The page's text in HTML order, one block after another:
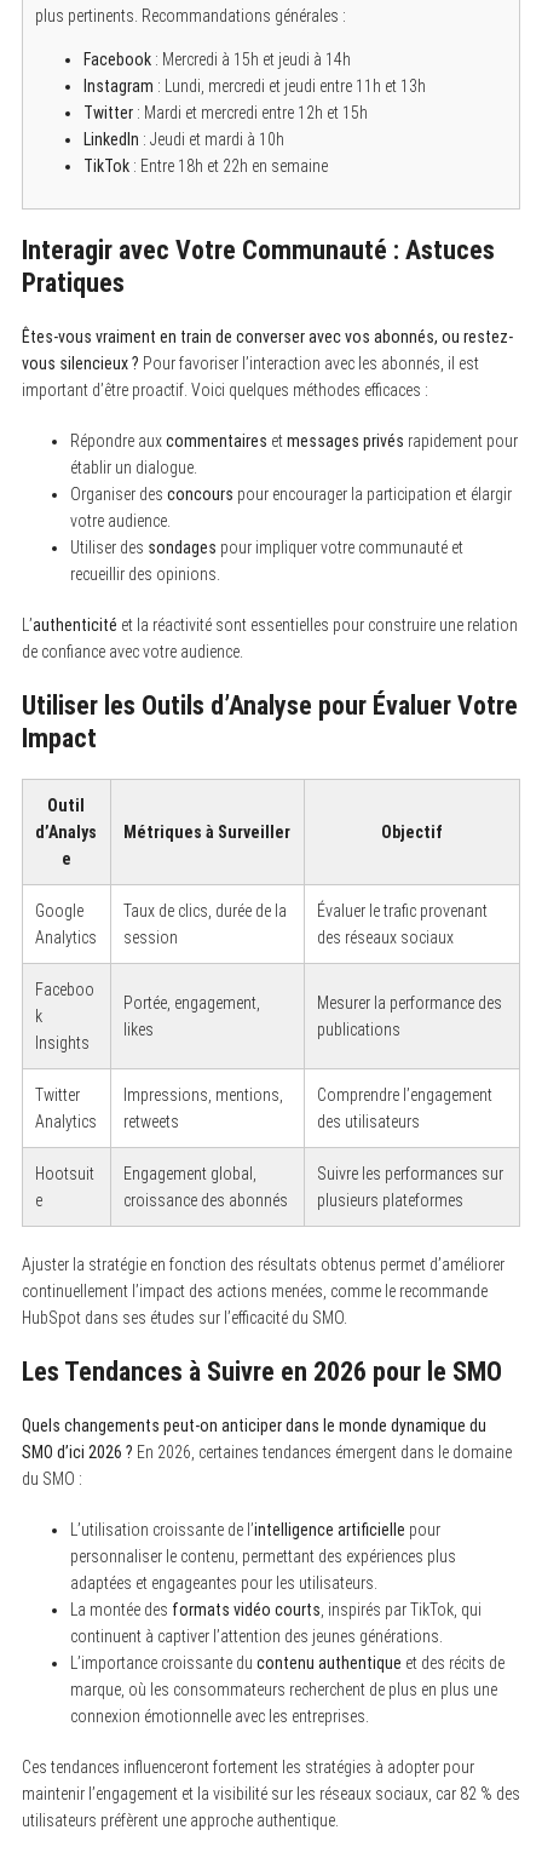
plus pertinents. Recommandations générales :
Facebook: Mercredi à 15h et jeudi à 14h
Instagram : Lundi, mercredi et jeudi entre 11h et 13h
Twitter: Mardi et mercredi entre 12h et 15h
LinkedIn : Jeudi et mardi à 10h
TikTok: Entre 18h et 22h en semaine
Interagir avec Votre Communauté : Astuces
Pratiques
Êtes-vous vraiment en train de converser avec vos abonnés, ou restez-
vous silencieux ? Pour favoriser l’interaction avec les abonnés, il est
important d’être proactif. Voici quelques méthodes efficaces :
Répondre auxcommentaires etmessages privés rapidement pour
établir un dialogue.
Organiser des concours pour encourager la participation et élargir
votre audience.
Utiliser des sondages pour impliquer votre communauté et
recueillir des opinions.
L’authenticité et la réactivité sont essentielles pour construire une relation
de confiance avec votre audience.
Utiliser les Outils d’Analyse pour Évaluer Votre
Impact
Outil
d’Analys
e
Métriques à Surveiller Objectif
Google
Analytics
Taux de clics, durée de la
session
Évaluer le trafic provenant
des réseaux sociaux
Faceboo
k
Insights
Portée, engagement,
likes
Mesurer la performance des
publications
Twitter
Analytics
Impressions, mentions,
retweets
Comprendre l’engagement
des utilisateurs
Hootsuit
e
Engagement global,
croissance des abonnés
Suivre les performances sur
plusieurs plateformes
Ajuster la stratégie en fonction des résultats obtenus permet d’améliorer
continuellement l’impact des actions menées, comme le recommande
HubSpot dans ses études sur l’efficacité du SMO.
Les Tendances à Suivre en 2026 pour le SMO
Quels changements peut-on anticiper dans le monde dynamique du
SMO d’ici 2026 ? En 2026, certaines tendances émergent dans le domaine
du SMO :
L’utilisation croissante de l’intelligence artificielle pour
personnaliser le contenu, permettant des expériences plus
adaptées et engageantes pour les utilisateurs.
La montée des formats vidéo courts , inspirés par TikTok, qui
continuent à captiver l’attention des jeunes générations.
L’importance croissante du contenu authentique et des récits de
marque, où les consommateurs recherchent de plus en plus une
connexion émotionnelle avec les entreprises.
Ces tendances influenceront fortement les stratégies à adopter pour
maintenir l’engagement et la visibilité sur les réseaux sociaux, car 82 % des
utilisateurs préfèrent une approche authentique.